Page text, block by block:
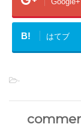
B! はてブ
-